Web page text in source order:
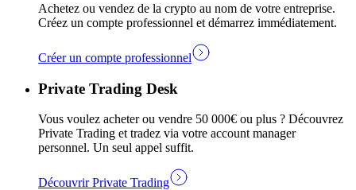
Achetez ou vendez de la crypto au nom de votre entreprise.
Créez un compte professionnel et démarrez immédiatement.
Créer un compte professionnel
Private Trading Desk
Vous voulez acheter ou vendre 50 000€ ou plus ? Découvrez
Private Trading et tradez via votre account manager
personnel. Un seul appel suffit.
Découvrir Private Trading